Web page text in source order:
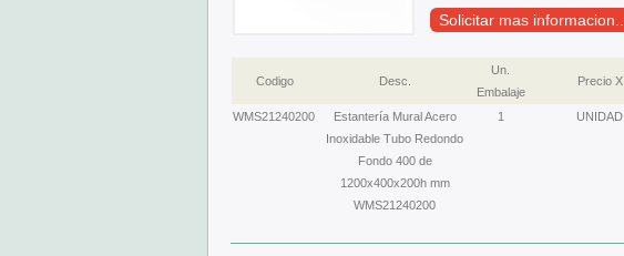
Solicitar mas informacion...
Codigo Desc.
Un.
Embalaje
Precio X
WMS21240200
Estantería Mural Acero
Inoxidable Tubo Redondo
Fondo 400 de
1200x400x200h mm
WMS21240200
1 UNIDAD